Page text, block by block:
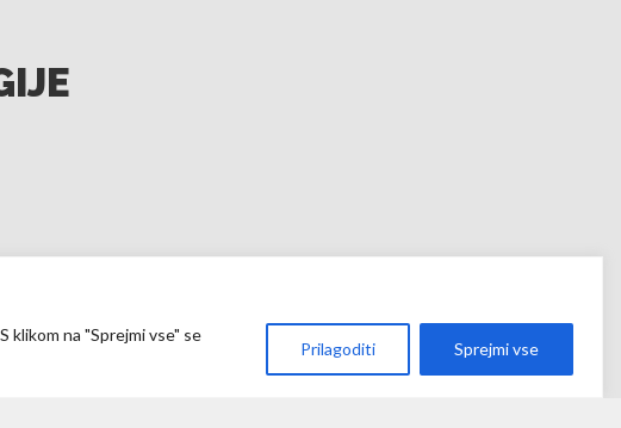
klikom na "Sprejmi vse" se
Prilagoditi Sprejmi vse